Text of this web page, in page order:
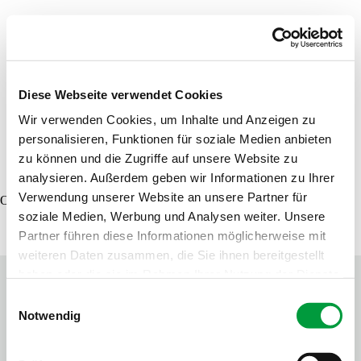
Diese Webseite verwendet Cookies
Wir verwenden Cookies, um Inhalte und Anzeigen zu
personalisieren, Funktionen für soziale Medien anbieten
zu können und die Zugriffe auf unsere Website zu
analysieren. Außerdem geben wir Informationen zu Ihrer
Verwendung unserer Website an unsere Partner für
soziale Medien, Werbung und Analysen weiter. Unsere
Partner führen diese Informationen möglicherweise mit
weiteren Daten zusammen, die Sie ihnen bereitgestellt
Notwendig
Product finder
Samples order
DE EN FR
Oops, an error occurred! Code: 202608080814044f0e327f